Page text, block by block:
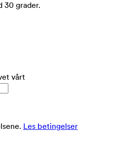
30 grader.
vårt
Les betingelser